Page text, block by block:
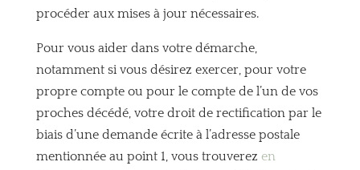
procéder aux mises à jour nécessaires.
Pour vous aider dans votre démarche,
notamment si vous désirez exercer, pour votre
propre compte ou pour le compte de l’un de vos
proches décédé, votre droit de rectification par le
biais d’une demande écrite à l’adresse postale
mentionnée au point 1, vous trouverez en